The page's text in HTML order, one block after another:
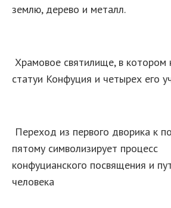
землю, дерево и металл.
Храмовое святилище, в котором
статуи Конфуция и четырех его
Переход из первого дворика к
пятому символизирует процесс
конфуцианского посвящения и
человека